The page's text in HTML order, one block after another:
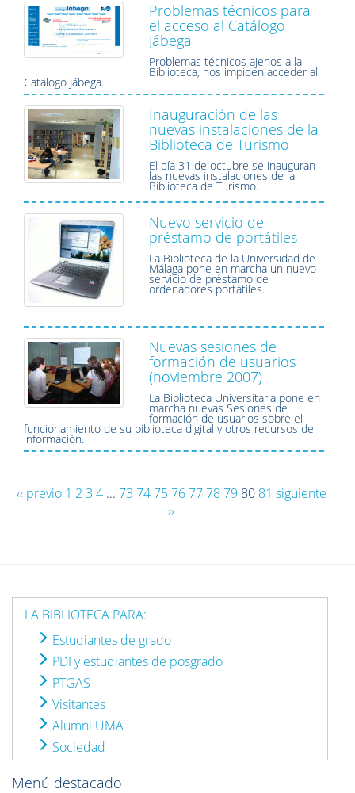
Problemas técnicos para
el acceso al Catálogo
Jábega
Problemas técnicos ajenos a la
Biblioteca, nos impiden acceder al
Catálogo Jábega.
Inauguración de las
nuevas instalaciones de la
Biblioteca de Turismo
El día 31 de octubre se inauguran
las nuevas instalaciones de la
Biblioteca de Turismo.
Nuevo servicio de
préstamo de portátiles
La Biblioteca de la Universidad de
Málaga pone en marcha un nuevo
servicio de préstamo de
ordenadores portátiles.
Nuevas sesiones de
formación de usuarios
(noviembre 2007)
La Biblioteca Universitaria pone en
marcha nuevas Sesiones de
formación de usuarios sobre el
funcionamiento de su biblioteca digital y otros recursos de
información.
‹‹ previo 1 2 3 4... 73 74 75 76 77 78 79 80 81 siguiente
››
LA BIBLIOTECA PARA:
Estudiantes de grado
PDI y estudiantes de posgrado
PTGAS
Visitantes
Alumni UMA
Sociedad
Menú destacado